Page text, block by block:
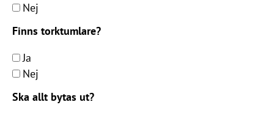
Nej
Finns torktumlare?
Ja
Nej
Ska allt bytas ut?